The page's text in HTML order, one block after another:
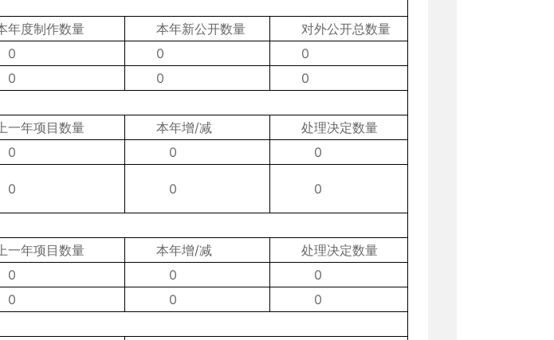
年度制作数量 本年新公开数量
对外公开总数量
0 0
0
0 0
0
一年项目数量 本年增/减
处理决定数量
0 0
0
0 0 0
一年项目数量 本年增/减
处理决定数量
0 0
0
0 0
0